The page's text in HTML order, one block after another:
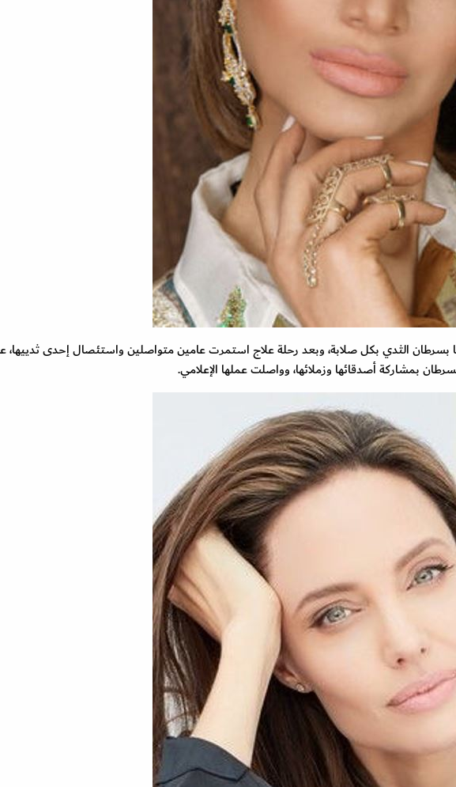
بسرطان الثدي بكل صلابة، وبعد رحلة علاج استمرت عامين متواصلين واستئصال إحدى ثدييها،
بمشاركة أصدقائها وزملائها، وواصلت عملها الإعلامي.